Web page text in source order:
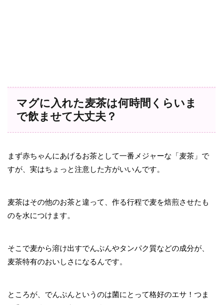
マグに入れた麦茶は何時間くらいま
で飲ませて大丈夫？
まず赤ちゃんにあげるお茶として一番メジャーな「麦茶」で
すが、実はちょっと注意した方がいいんです。
麦茶はその他のお茶と違って、作る行程で麦を焙煎させたも
のを水につけます。
そこで麦から溶け出すでんぷんやタンパク質などの成分が、
麦茶特有のおいしさになるんです。
ところが、でんぷんというのは菌にとって格好のエサ！つま